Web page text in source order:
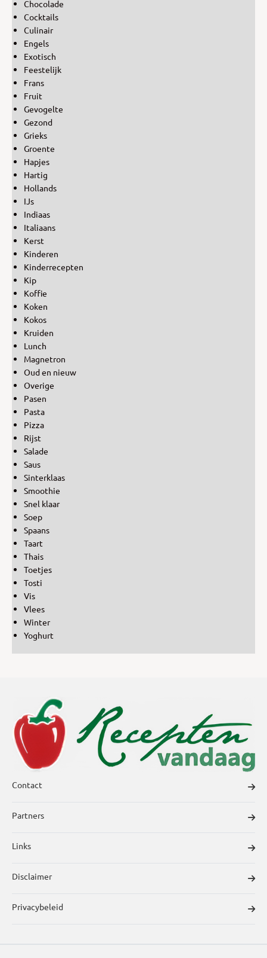
Chocolade
Cocktails
Culinair
Engels
Exotisch
Feestelijk
Frans
Fruit
Gevogelte
Gezond
Grieks
Groente
Hapjes
Hartig
Hollands
IJs
Indiaas
Italiaans
Kerst
Kinderen
Kinderrecepten
Kip
Koffie
Koken
Kokos
Kruiden
Lunch
Magnetron
Oud en nieuw
Overige
Pasen
Pasta
Pizza
Rijst
Salade
Saus
Sinterklaas
Smoothie
Snel klaar
Soep
Spaans
Taart
Thais
Toetjes
Tosti
Vis
Vlees
Winter
Yoghurt
Contact
Partners
Links
Disclaimer
Privacybeleid